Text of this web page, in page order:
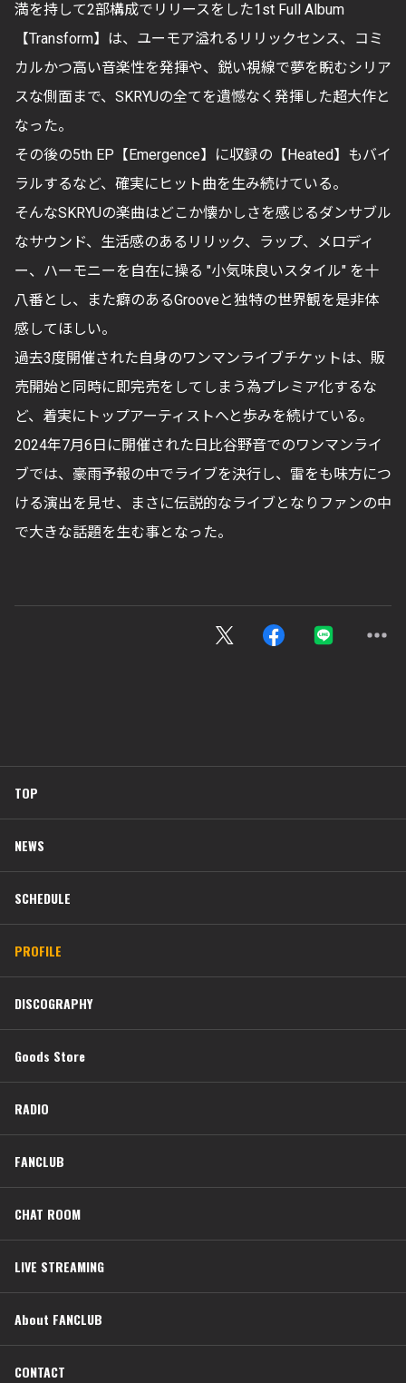
満を持して2部構成でリリースをした1st Full Album
【Transform】は、ユーモア溢れるリリックセンス、コミ
カルかつ高い音楽性を発揮や、鋭い視線で夢を睨むシリア
スな側面まで、SKRYUの全てを遺憾なく発揮した超大作と
なった。
その後の5th EP【Emergence】に収録の【Heated】もバイ
ラルするなど、確実にヒット曲を生み続けている。
そんなSKRYUの楽曲はどこか懐かしさを感じるダンサブル
なサウンド、生活感のあるリリック、
ラップ、メロディ
ー、ハーモニーを自在に操る "小気味良いスタイル" を十
八番とし、
また癖のあるGrooveと独特の世界観を是非体
感してほしい。
過去3度開催された自身のワンマンライブチケットは、販
売開始と同時に即完売をしてしまう為プレミア化するな
ど、着実にトップアーティストへと歩みを続けている。
2024年7月6日に開催された日比谷野音でのワンマンライ
ブでは、豪雨予報の中でライブを決行し、雷をも味方につ
ける演出を見せ、まさに伝説的なライブとなりファンの中
で大きな話題を生む事となった。
TOP
NEWS
SCHEDULE
PROFILE
DISCOGRAPHY
Goods Store
RADIO
FANCLUB
CHAT ROOM
LIVE STREAMING
About FANCLUB
CONTACT